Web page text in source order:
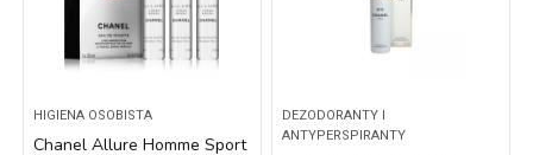
HIGIENA OSOBISTA
Chanel Allure Homme Sport
DEZODORANTY I
ANTYPERSPIRANTY